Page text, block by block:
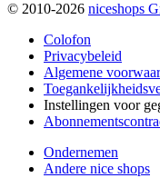
© 2010-2026 niceshops
Colofon
Privacybeleid
Algemene
Instellingen voor
Ondernemen
Andere nice shops